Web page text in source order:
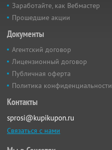
Заработайте, как Вебмастер
Прошедшие акции
Документы
Агентский договор
Лицензионный договор
Публичная оферта
Политика конфиденциальности
Контакты
sprosi@kupikupon.ru
Связаться с нами